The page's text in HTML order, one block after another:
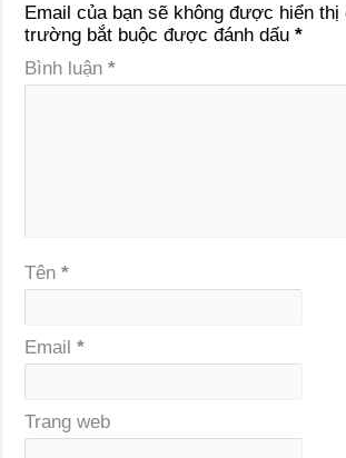
Email của bạn sẽ không được hiển thị
trường bắt buộc được đánh dấu*
Bình luận*
Tên*
Email*
Trang web